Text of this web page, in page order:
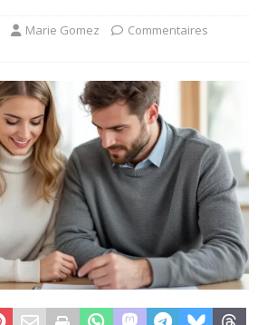
Marie Gomez
Commentaires